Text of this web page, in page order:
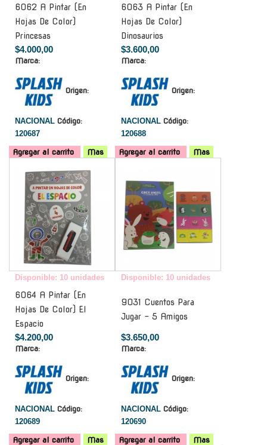
6062 A Pintar (En
Hojas De Color)
Princesas
$4.000,00
Marca:
Origen:
NACIONAL Código:
120687
Agregar al carrito Mas
6063 A Pintar (En
Hojas De Color)
Dinosaurios
$3.600,00
Marca:
Origen:
NACIONAL Código:
120688
Agregar al carrito
Mas
Disponible: 10 unidades
6064 A Pintar (En
Hojas De Color) El
Espacio
$4.200,00
Marca:
Origen:
NACIONAL Código:
120689
Agregar al carrito Mas
Disponible: 10 unidades
9031 Cuentos Para
Jugar - 5 Amigos
$3.650,00
Marca:
Origen:
NACIONAL Código:
120690
Agregar al carrito
Mas